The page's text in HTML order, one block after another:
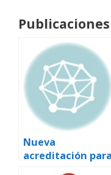
Nueva
acreditación para